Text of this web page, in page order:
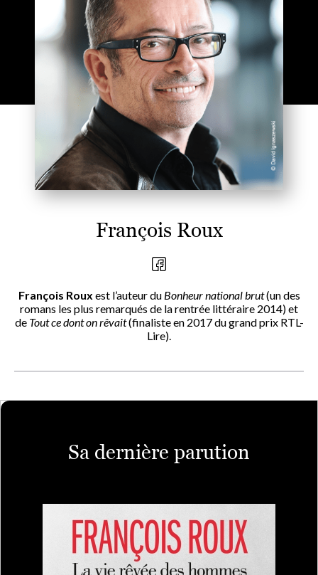
François Roux
François Roux est l’auteur du Bonheur national brut(un des
romans les plus remarqués de la rentrée littéraire 2014) et
de Tout ce dont on rêvait(finaliste en 2017 du grand prix RTL-
Lire).
Sa dernière parution